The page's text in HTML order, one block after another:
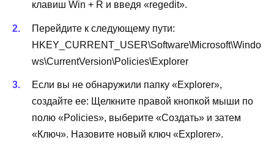
клавиш Win + R и введя «regedit».
Перейдите к следующему пути:
HKEY_CURRENT_USER\Software\Microsoft\Windo
ws\CurrentVersion\Policies\Explorer
Если вы не обнаружили папку «Explorer»,
создайте ее: Щелкните правой кнопкой мыши по
полю «Policies», выберите «Создать» и затем
«Ключ». Назовите новый ключ «Explorer».